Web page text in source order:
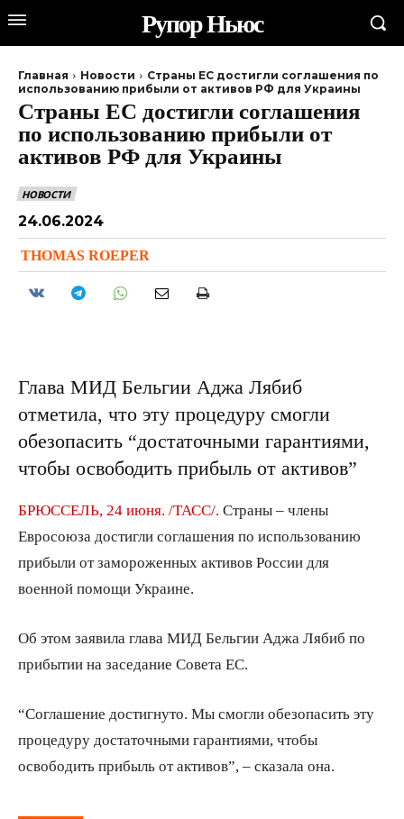
Рупор Ньюс
Главная Новости
Страны ЕС достигли соглашения по
использованию прибыли от активов РФ для Украины
Страны ЕС достигли соглашения
по использованию прибыли от
активов РФ для Украины
НОВОСТИ
24.06.2024
THOMAS ROEPER
Глава МИД Бельгии Аджа Лябиб
отметила, что эту процедуру смогли
обезопасить “достаточными гарантиями,
чтобы освободить прибыль от активов”
БРЮССЕЛЬ, 24 июня. /ТАСС/. Страны – члены
Евросоюза достигли соглашения по использованию
прибыли от замороженных активов России для
военной помощи Украине.
Об этом заявила глава МИД Бельгии Аджа Лябиб по
прибытии на заседание Совета ЕС.
“Соглашение достигнуто. Мы смогли обезопасить эту
процедуру достаточными гарантиями, чтобы
освободить прибыль от активов”, – сказала она.